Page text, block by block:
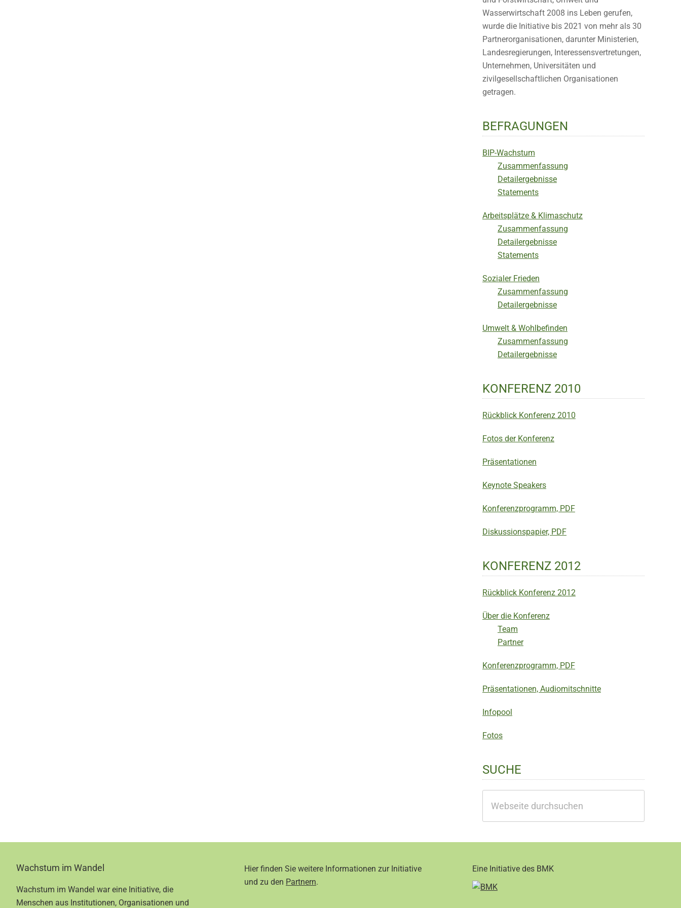
Wasserwirtschaft 2008 ins Leben gerufen,
wurde die Initiative bis 2021 von mehr als 30
Partnerorganisationen, darunter Ministerien,
Landesregierungen, Interessensvertretungen,
Unternehmen, Universitäten und
zivilgesellschaftlichen Organisationen
getragen.
BEFRAGUNGEN
BIP-Wachstum
Zusammenfassung
Detailergebnisse
Statements
Arbeitsplätze & Klimaschutz
Zusammenfassung
Detailergebnisse
Statements
Sozialer Frieden
Zusammenfassung
Detailergebnisse
Umwelt & Wohlbefinden
Zusammenfassung
Detailergebnisse
KONFERENZ 2010
Rückblick Konferenz 2010
Fotos der Konferenz
Präsentationen
Keynote Speakers
Konferenzprogramm, PDF
Diskussionspapier, PDF
KONFERENZ 2012
Rückblick Konferenz 2012
Über die Konferenz
Team
Partner
Konferenzprogramm, PDF
Präsentationen, Audiomitschnitte
Infopool
Fotos
SUCHE
durchsuchen
FooterWachstum im Wandel
Wachstum im Wandel war eine Initiative, die
Menschen aus Institutionen, Organisationen und
Hier finden Sie weitere Informationen zur Initiative
und zu den Partnern.
Eine Initiative des BMK